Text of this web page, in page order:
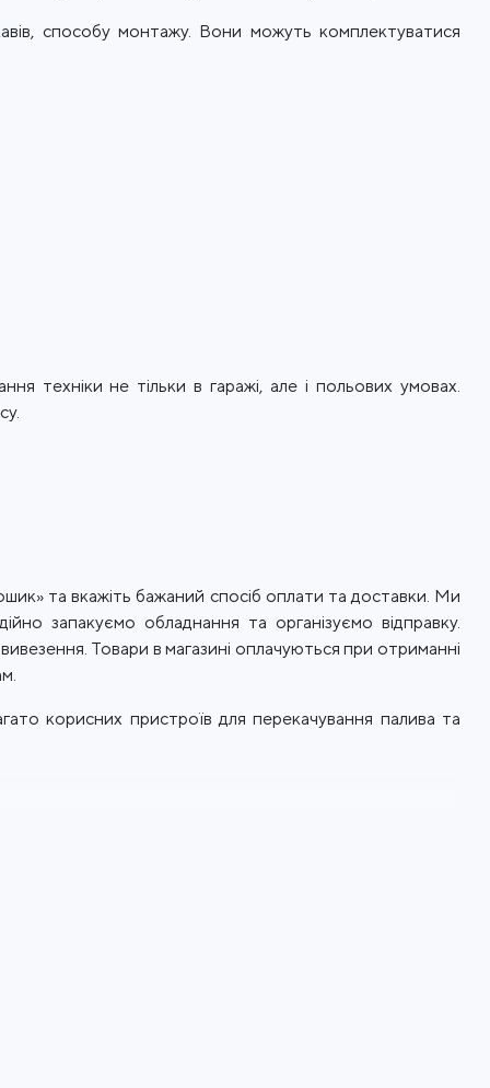
способу монтажу. Вони можуть комплектуватися
техніки не тільки в гаражі, але і польових умовах.
та вкажіть бажаний спосіб оплати та доставки. Ми
запакуємо обладнання та організуємо відправку.
Товари в магазині оплачуються при отриманні
корисних пристроїв для перекачування палива та